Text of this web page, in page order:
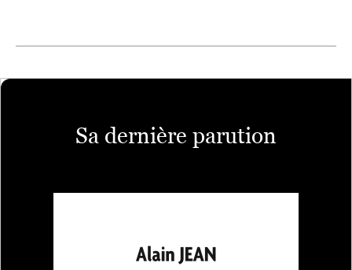
Sa dernière parution